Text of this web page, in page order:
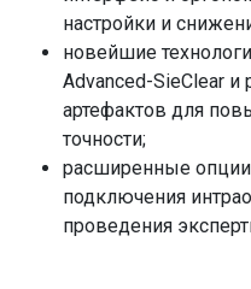
настройки и
новейшие
Advanced-SieClear
артефактов для
точности;
расширенные
подключения
проведения
тканей. Хирург с
контролирует
удаляет только
затрагивая